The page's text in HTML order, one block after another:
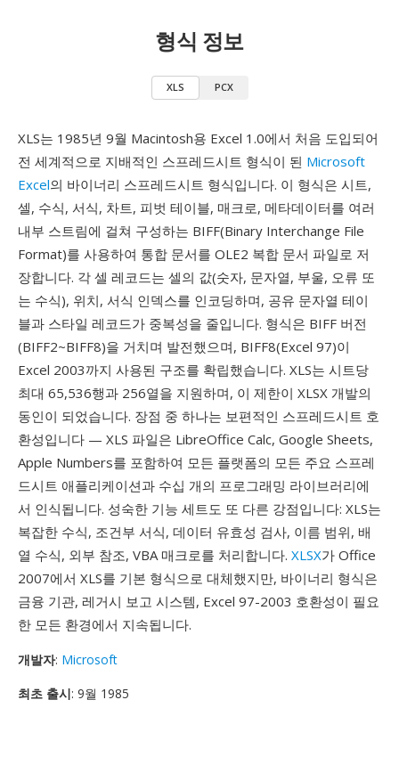
형식 정보
XLS PCX
XLS는 1985년 9월 Macintosh용 Excel 1.0에서 처음 도입되어
전 세계적으로 지배적인 스프레드시트 형식이 된 Microsoft
Excel의 바이너리 스프레드시트 형식입니다. 이 형식은 시트,
셀, 수식, 서식, 차트, 피벗 테이블, 매크로, 메타데이터를 여러
내부 스트림에 걸쳐 구성하는 BIFF(Binary Interchange File
Format)를 사용하여 통합 문서를 OLE2 복합 문서 파일로 저
장합니다. 각 셀 레코드는 셀의 값(숫자, 문자열, 부울, 오류 또
는 수식), 위치, 서식 인덱스를 인코딩하며, 공유 문자열 테이
블과 스타일 레코드가 중복성을 줄입니다. 형식은 BIFF 버전
(BIFF2~BIFF8)을 거치며 발전했으며, BIFF8(Excel 97)이
Excel 2003까지 사용된 구조를 확립했습니다. XLS는 시트당
최대 65,536행과 256열을 지원하며, 이 제한이 XLSX 개발의
동인이 되었습니다. 장점 중 하나는 보편적인 스프레드시트 호
환성입니다 — XLS 파일은 LibreOffice Calc, Google Sheets,
Apple Numbers를 포함하여 모든 플랫폼의 모든 주요 스프레
드시트 애플리케이션과 수십 개의 프로그래밍 라이브러리에
서 인식됩니다. 성숙한 기능 세트도 또 다른 강점입니다: XLS는
복잡한 수식, 조건부 서식, 데이터 유효성 검사, 이름 범위, 배
열 수식, 외부 참조, VBA 매크로를 처리합니다. XLSX가 Office
2007에서 XLS를 기본 형식으로 대체했지만, 바이너리 형식은
금융 기관, 레거시 보고 시스템, Excel 97-2003 호환성이 필요
한 모든 환경에서 지속됩니다.
개발자: Microsoft
최초 출시: 9월 1985